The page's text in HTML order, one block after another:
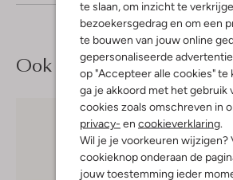
te slaan, om inzicht te
bezoekersgedrag en om een
te bouwen van jouw online
gepersonaliseerde
op "Accepteer alle cookies" te
ga je akkoord met het gebruik
cookies zoals omschreven in
privacy- en cookieverklaring
Wil je je voorkeuren wijzigen?
cookieknop onderaan de
jouw toestemming ieder
Ook iets voor jou?